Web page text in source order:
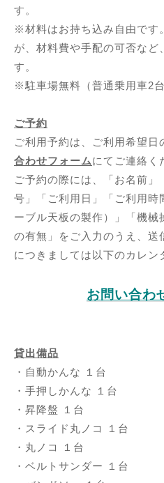
す。
※材料はお持ち込み自由です
が、材料費や手配の可否な
す。
※駐車場無料（普通乗用車2台
ご予約
ご利用予約は、ご利用希望日
合わせフォームにてご連絡く
ご予約の際には、「お名前」
号」「ご利用日」「ご利用時
ーブル天板の製作）」「機械
の有無」をご入力のうえ、送
につきましては以下のカレン
お問い合わ
貸出備品
・自動かんな １台
・手押しかんな １台
・昇降盤 １台
・スライド丸ノコ １台
・丸ノコ １台
・ベルトサンダー １台